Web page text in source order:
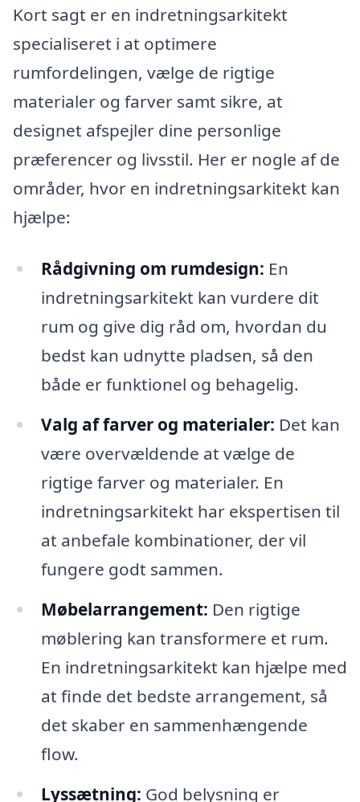
Kort sagt er en indretningsarkitekt
specialiseret i at optimere
rumfordelingen, vælge de rigtige
materialer og farver samt sikre, at
designet afspejler dine personlige
præferencer og livsstil. Her er nogle af de
områder, hvor en indretningsarkitekt kan
hjælpe:
Rådgivning om rumdesign: En
indretningsarkitekt kan vurdere dit
rum og give dig råd om, hvordan du
bedst kan udnytte pladsen, så den
både er funktionel og behagelig.
Valg af farver og materialer: Det kan
være overvældende at vælge de
rigtige farver og materialer. En
indretningsarkitekt har ekspertisen til
at anbefale kombinationer, der vil
fungere godt sammen.
Møbelarrangement: Den rigtige
møblering kan transformere et rum.
En indretningsarkitekt kan hjælpe med
at finde det bedste arrangement, så
det skaber en sammenhængende
flow.
Lyssætning: God belysning er